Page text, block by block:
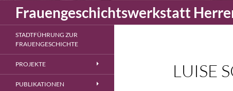
Frauengeschichtswerkstatt
Suchen
LUISE
STADTFÜHRUNG ZUR
FRAUENGESCHICHTE
PROJEKTE
PUBLIKATIONEN